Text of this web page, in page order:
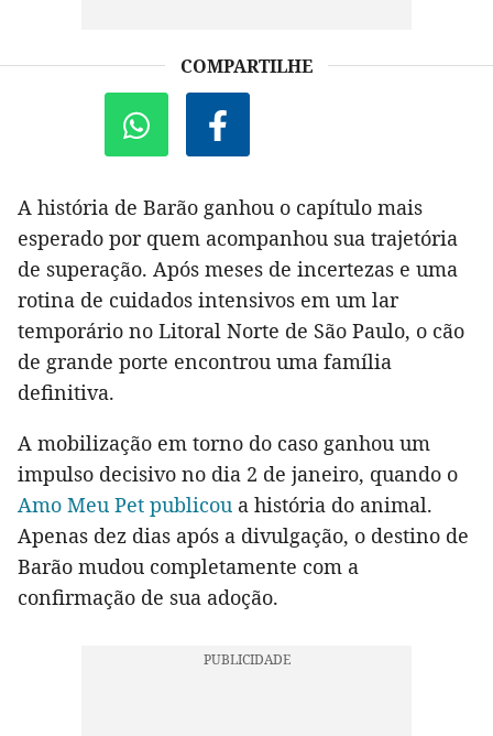
COMPARTILHE
A história de Barão ganhou o capítulo mais
esperado por quem acompanhou sua trajetória
de superação. Após meses de incertezas e uma
rotina de cuidados intensivos em um lar
temporário no Litoral Norte de São Paulo, o cão
de grande porte encontrou uma família
definitiva.
A mobilização em torno do caso ganhou um
impulso decisivo no dia 2 de janeiro, quando o
Amo Meu Pet publicou a história do animal.
Apenas dez dias após a divulgação, o destino de
Barão mudou completamente com a
confirmação de sua adoção.